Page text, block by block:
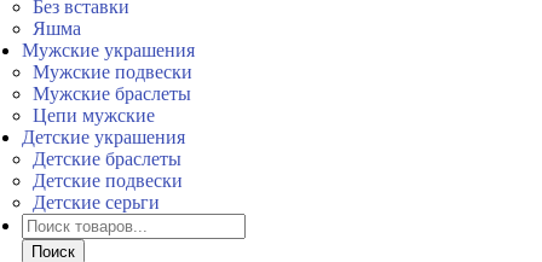
Без вставки
Яшма
Мужские украшения
Мужские подвески
Мужские браслеты
Цепи мужские
Детские украшения
Детские браслеты
Детские подвески
Детские серьги
Поиск
товаров
Поиск